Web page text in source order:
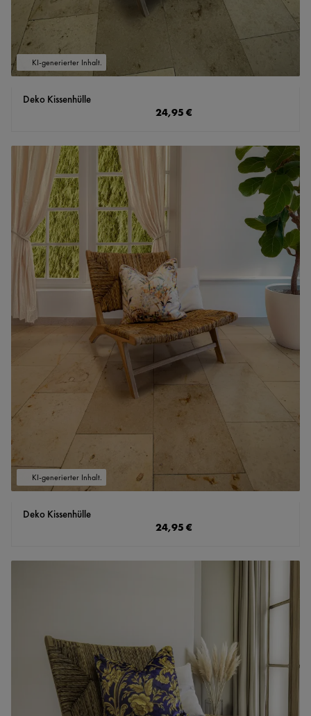
KI-generierter Inhalt.
Deko Kissenhülle
Regulärer Preis:
24,95 €
KI-generierter Inhalt.
Deko Kissenhülle
Regulärer Preis:
24,95 €